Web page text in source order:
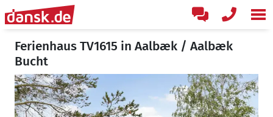
Ferienhaus TV1615 in Aalbæk / Aalbæk
Bucht